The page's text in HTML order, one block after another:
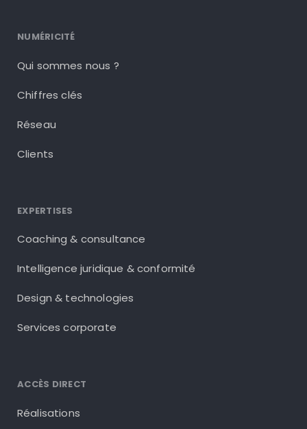
NUMÉRICITÉ
Qui sommes nous ?
Chiffres clés
Réseau
Clients
EXPERTISES
Coaching & consultance
Intelligence juridique & conformité
Design & technologies
Services corporate
ACCÈS DIRECT
Réalisations